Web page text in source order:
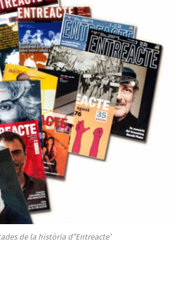
de la història d”Entreacte’